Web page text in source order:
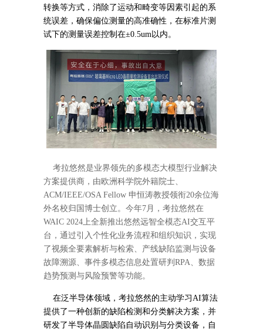
转换等方式，消除了运动和畸变等因素引起的系
统误差，确保偏位测量的高准确性，在标准片测
试下的测量误差控制在±0.5um以内。
考拉悠然是业界领先的多模态大模型行业解决
方案提供商，由欧洲科学院外籍院士、
ACM/IEEE/OSA Fellow 申恒涛教授领衔20余位海
外名校归国博士创立。今年7月，考拉悠然在
WAIC 2024上全新推出悠然远智全模态AI交互平
台，通过引入个性化业务流程和组织知识，实现
了视频全要素解析与检索、产线缺陷监测与设备
故障溯源、事件多模态信息处置研判RPA、数据
趋势预测与风险预警等功能。
在泛半导体领域，考拉悠然的主动学习AI算法
提供了一种创新的缺陷检测和分类解决方案，并
研发了半导体晶圆缺陷自动识别与分类设备，自